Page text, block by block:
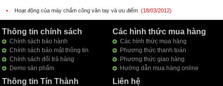
▪ Hoạt động của máy chấm công vân tay và ưu điểm (18/03/2012)
Thông tin chính sách
Chính sách bảo hành
Chính sách bảo mật thông tin
Chính sách đổi trả hàng
Demo sản phẩm
Các hình thức mua hàng
Các hình thức mua hàng
Phương thức thanh toán
Phương thức giao hàng
Hướng dẫn mua hàng online
Thông tin Tín Thành Liên hệ